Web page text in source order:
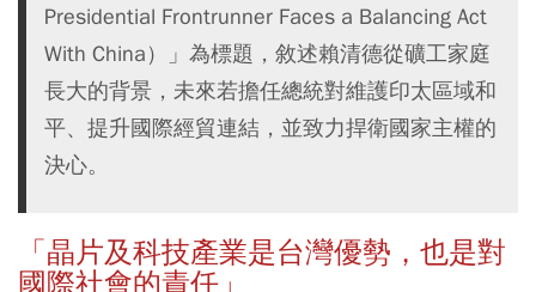
Presidential Frontrunner Faces a Balancing Act
With China）」為標題，敘述賴清德從礦工家庭
長大的背景，未來若擔任總統對維護印太區域和
平、提升國際經貿連結，並致力捍衛國家主權的
決心。
「晶片及科技產業是台灣優勢，也是對
國際社會的責任」